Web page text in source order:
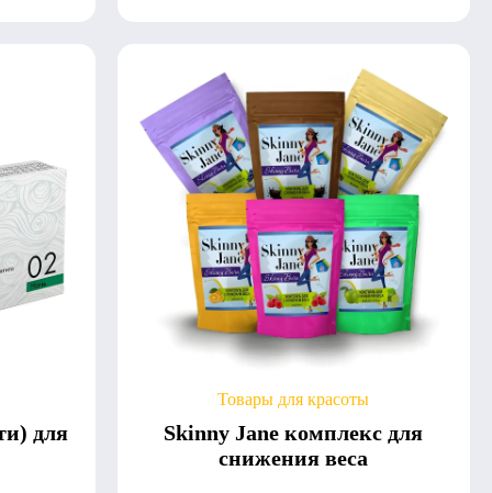
для
Товары для красоты
Skinny Jane комплекс для
снижения веса